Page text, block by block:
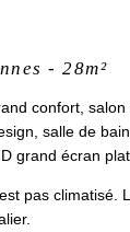
- 28m²
confort,
salle de
grand écran plat.
pas climatisé.